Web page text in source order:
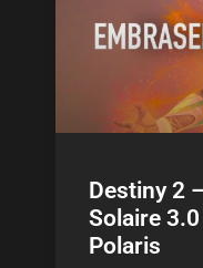
Destiny 2
Solaire
Polaris